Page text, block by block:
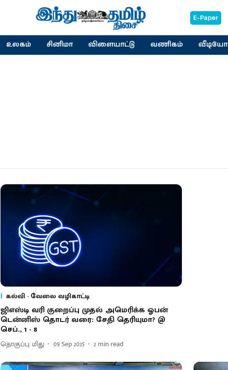
E-Paper
உலகம் சினிமா விளையாட்டு வணிகம் வீடியோ
கல்வி - வேலை வழிகாட்டி
ஜிஎஸ்டி வரி குறைப்பு முதல் அமெரிக்க ஓபன்
டென்னிஸ் தொடர் வரை: சேதி தெரியுமா? @
செப்., 1 - 8
தொகுப்பு: மிது 09 Sep 2025 2 min read